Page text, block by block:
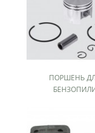
ПОРШЕНЬ